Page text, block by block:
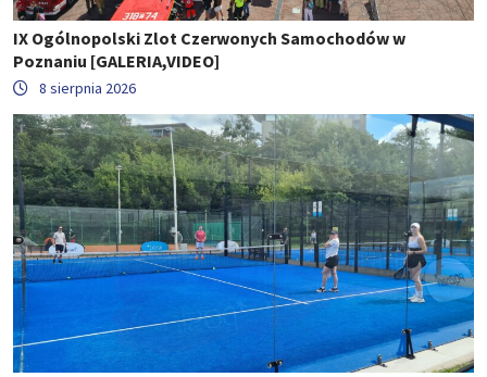
IX Ogólnopolski Zlot Czerwonych Samochodów w
Poznaniu [GALERIA,VIDEO]
8 sierpnia 2026